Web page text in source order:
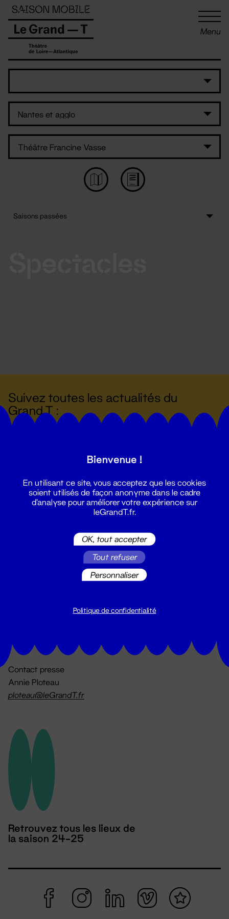
Menu
Suivez toutes les actualités du
Grand T :
billetterie@leGrandT.fr
Contact presse
Annie Ploteau
ploteau@leGrandT.fr
Retrouvez tous les lieux de
la saison 24-25
Panneau de gestion des cookies
Bienvenue !
En utilisant ce site, vous acceptez que les cookies
soient utilisés de façon anonyme dans le cadre
d'analyse pour améliorer votre expérience sur
leGrandT.fr.
OK, tout accepter
Tout refuser
Personnaliser
Politique de confidentialité